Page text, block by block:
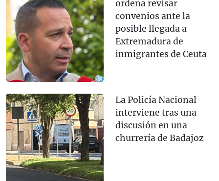
ordena revisar
convenios ante la
posible llegada a
Extremadura de
inmigrantes de Ceuta
La Policía Nacional
interviene tras una
discusión en una
churrería de Badajoz